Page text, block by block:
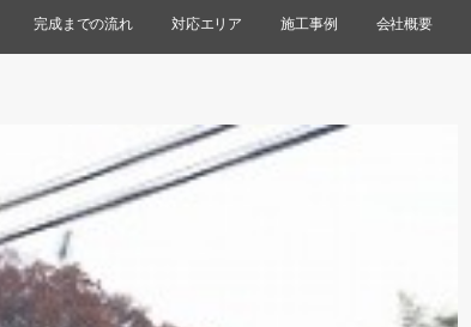
完成までの流れ 対応エリア 施工事例 会社概要